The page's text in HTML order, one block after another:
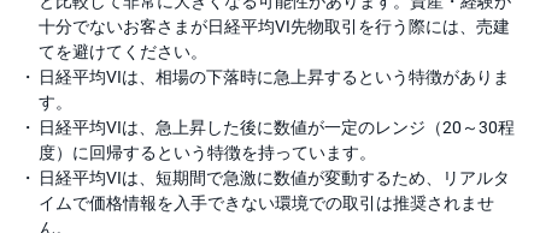
十分でないお客さまが日経平均VI先物取引を行う際には、売建
てを避けてください。
日経平均VIは、相場の下落時に急上昇するという特徴がありま
す。
日経平均VIは、急上昇した後に数値が一定のレンジ（20～30程
度）に回帰するという特徴を持っています。
日経平均VIは、短期間で急激に数値が変動するため、リアルタ
イムで価格情報を入手できない環境での取引は推奨されませ
ん。